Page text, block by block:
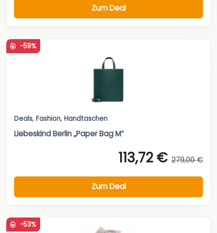
Zum Deal
-59%
Deals, Fashion, Handtaschen
Liebeskind Berlin „Paper Bag M“
113,72 € 279,00 €
Zum Deal
-53%